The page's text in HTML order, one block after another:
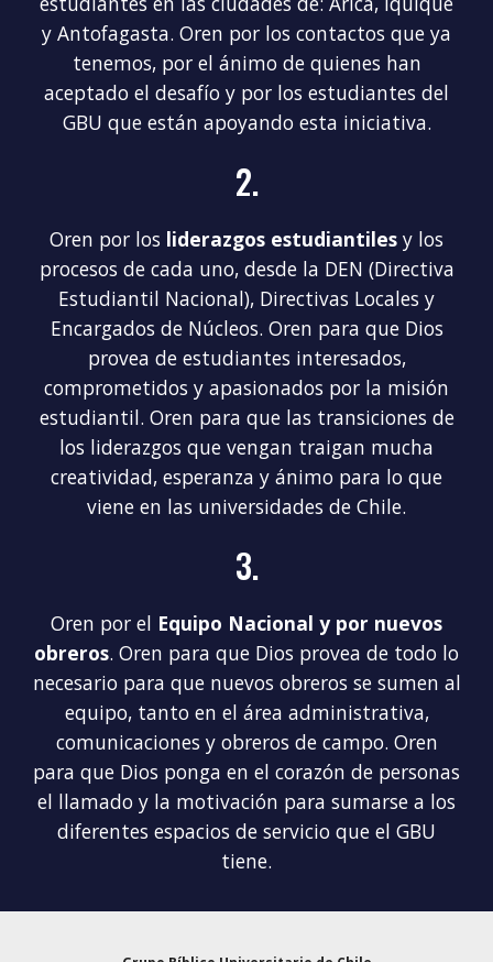
y Antofagasta. Oren por los contactos que ya
tenemos, por el ánimo de quienes han
aceptado el desafío y por los estudiantes del
GBU que están apoyando esta iniciativa.
2.
Oren por los liderazgos estudiantiles y los
procesos de cada uno, desde la DEN (Directiva
Estudiantil Nacional), Directivas Locales y
Encargados de Núcleos. Oren para que Dios
provea de estudiantes interesados,
comprometidos y apasionados por la misión
estudiantil. Oren para que las transiciones de
los liderazgos que vengan traigan mucha
creatividad, esperanza y ánimo para lo que
viene en las universidades de Chile.
3.
Oren por el Equipo Nacional y por nuevos
obreros. Oren para que Dios provea de todo lo
necesario para que nuevos obreros se sumen al
equipo, tanto en el área administrativa,
comunicaciones y obreros de campo. Oren
para que Dios ponga en el corazón de personas
el llamado y la motivación para sumarse a los
diferentes espacios de servicio que el GBU
tiene.